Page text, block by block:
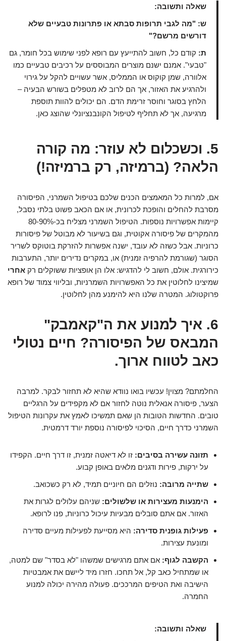
שאלה ותשובה:
ש: "מה לגבי תרופות סבתא או פתרונות טבעיים שלא
דורשים מרשם?"
ת: קודם כל, חשוב להתייעץ עם רופא לפני שימוש בכל חומר, גם
"טבעי". אמנם ישנם מוצרים המבוססים על רכיבים טבעיים כמו
אלוורה, שמן קוקוס או הממליס, אשר עשויים להקל על גירוי
ולהרגיע את האזור, אך הם לרוב לא מטפלים בשורש הבעיה –
הלחץ בסוגר וחוסר זרימת הדם. הם יכולים להוות תוספת
מרגיעה, אך לא תחליף לטיפול הקונבנציונלי שהוצג כאן.
5. וכשכלום לא עוזר: מה קורה
הלאה? (ברמיזה, רק ברמיזה!)
אם, למרות כל המאמצים הכנים שלכם בטיפול השמרני, הפיסורה
מסרבת להחלים והופכת לכרונית, או אם הכאב פשוט בלתי נסבל,
קיימות אפשרויות נוספות. הטיפול השמרני מצליח בכ-80-90%
מהמקרים של פיסורה אקוטית, וגם בשיעור לא מבוטל של פיסורות
כרוניות. אבל כשזה לא עובד, ישנה אפשרות להזרקת בוטוקס לשריר
הסוגר (שגורמת להרפיה זמנית) או, במקרים נדירים יותר, התערבות
כירורגית. אולם, חשוב לי להדגיש: אלו הן אופציות ששוקלים רק אחרי
שמיצינו לחלוטין את כל האפשרויות השמרניות, ובליווי צמוד של רופא
פרוקטולוג. המטרה שלנו היא להימנע מהן לחלוטין.
6. איך למנוע את ה"קאמבק"
המבאס של הפיסורה? חיים נטולי
כאב לטווח ארוך.
החלמתם? מצוין! עכשיו בואו נוודא שהיא לא תחזור לבקר. למרבה
הצער, פיסורה אנאלית נוטה לחזור אם לא מקפידים על הרגליים
טובים. החדשות הטובות הן שאם תמשיכו לאמץ את עקרונות הטיפול
השמרני כדרך חיים, הסיכוי לפיסורה נוספת יורד דרמטית.
תזונה עשירה בסיבים: זו לא דיאטה זמנית, זו דרך חיים. הקפידו
על ירקות, פירות ודגנים מלאים באופן קבוע.
שתייה מרובה: נוזלים הם חיוניים תמיד, לא רק כשכואב.
הימנעות מעצירות או שלשולים: שניהם עלולים לגרות את
האזור. אם אתם סובלים מבעיות עיכול כרוניות, פנו לרופא.
פעילות גופנית סדירה: היא מסייעת לפעילות מעיים סדירה
ומונעת עצירות.
הקשבה לגוף: אם אתם מרגישים שמשהו "לא בסדר" שם למטה,
או שמתחיל כאב קל, אל תחכו. חזרו מיד ליישם את אמבטיות
הישיבה ואת הטיפים המרככים. פעולה מהירה יכולה למנוע
החמרה.
שאלה ותשובה: